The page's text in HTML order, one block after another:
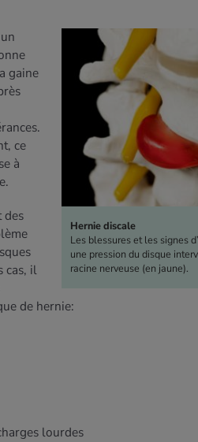
Hernie discale
Les blessures et les signes
une pression du disque
racine nerveuse (en jaune).
gaine
ce
à
des
cas, il
de hernie:
lourdes